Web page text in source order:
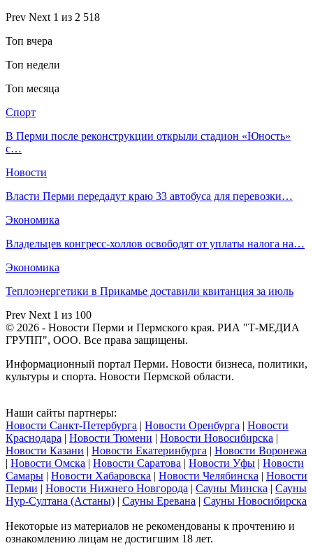
Prev Next 1 из 2 518
Топ вчера
Топ недели
Топ месяца
Спорт
В Перми после реконструкции открыли стадион «Юность»
с…
Новости
Власти Перми передадут краю 33 автобуса для перевозки…
Экономика
Владельцев конгресс-холлов освободят от уплаты налога на…
Экономика
Теплоэнергетики в Прикамье доставили квитанция за июль
Prev Next 1 из 100
© 2026 - Новости Перми и Пермского края. РИА "Т-МЕДИА
ГРУПП", ООО. Все права защищены.
Информационный портал Перми. Новости бизнеса, политики,
культуры и спорта. Новости Пермской области.
Наши сайты партнеры:
Новости Санкт-Петербурга | Новости Оренбурга | Новости
Краснодара | Новости Тюмени | Новости Новосибирска |
Новости Казани | Новости Екатеринбурга | Новости Воронежа
| Новости Омска | Новости Саратова | Новости Уфы | Новости
Самары | Новости Хабаровска | Новости Челябинска | Новости
Перми | Новости Нижнего Новгорода | Сауны Минска | Сауны
Нур-Султана (Астаны) | Сауны Еревана | Сауны Новосибирска
Некоторые из материалов не рекомендованы к прочтению и
ознакомлению лицам не достигшим 18 лет.